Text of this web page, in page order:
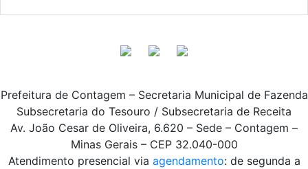
Prefeitura de Contagem – Secretaria Municipal de Fazenda
Subsecretaria do Tesouro / Subsecretaria de Receita
Av. João Cesar de Oliveira, 6.620 – Sede – Contagem –
Minas Gerais – CEP 32.040-000
Atendimento presencial via agendamento: de segunda a